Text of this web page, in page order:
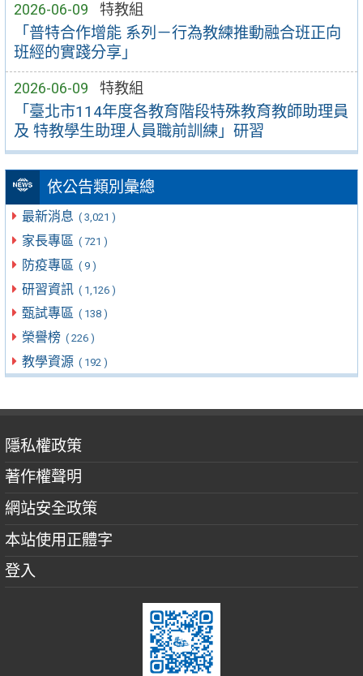
2026-06-09 特教組
「普特合作增能 系列－行為教練推動融合班正向
班經的實踐分享」
2026-06-09 特教組
「臺北市114年度各教育階段特殊教育教師助理員
及 特教學生助理人員職前訓練」研習
依公告類別彙總
最新消息 ( 3,021 )
家長專區 ( 721 )
防疫專區 ( 9 )
研習資訊 ( 1,126 )
甄試專區 ( 138 )
榮譽榜 ( 226 )
教學資源 ( 192 )
隱私權政策
著作權聲明
網站安全政策
本站使用正體字
登入